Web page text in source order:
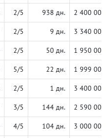
2/5 938 дн. 2 400 000
2/5 9 дн. 3 340 000
2/5 50 дн. 1 950 000
5/5 22 дн. 1 999 000
2/5 1 дн. 3 400 000
3/5 144 дн. 2 590 000
4/5 104 дн. 3 000 000